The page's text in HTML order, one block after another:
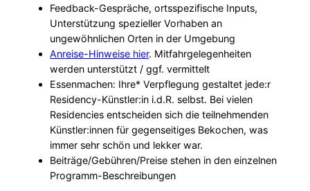
Feedback-Gespräche, ortsspezifische Inputs,
Unterstützung spezieller Vorhaben an
ungewöhnlichen Orten in der Umgebung
Anreise-Hinweise hier. Mitfahrgelegenheiten
werden unterstützt / ggf. vermittelt
Essenmachen: Ihre* Verpflegung gestaltet jede:r
Residency-Künstler:in i.d.R. selbst. Bei vielen
Residencies entscheiden sich die teilnehmenden
Künstler:innen für gegenseitiges Bekochen, was
immer sehr schön und lekker war.
Beiträge/Gebühren/Preise stehen in den einzelnen
Programm-Beschreibungen